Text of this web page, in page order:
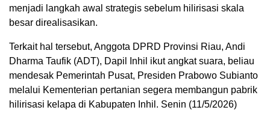
menjadi langkah awal strategis sebelum hilirisasi skala
besar direalisasikan.
Terkait hal tersebut, Anggota DPRD Provinsi Riau, Andi
Dharma Taufik (ADT), Dapil Inhil ikut angkat suara, beliau
mendesak Pemerintah Pusat, Presiden Prabowo Subianto
melalui Kementerian pertanian segera membangun pabrik
hilirisasi kelapa di Kabupaten Inhil. Senin (11/5/2026)